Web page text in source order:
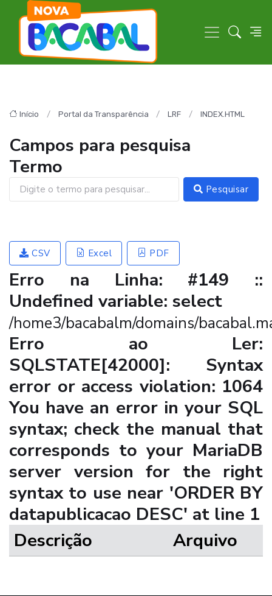
Início Portal da Transparência LRF INDEX.HTML
Campos para pesquisa
Termo
Pesquisar
CSV Excel PDF
Erro na Linha: #149 ::
Undefined variable: select
/home3/bacabalm/domains/
Erro ao Ler:
SQLSTATE[42000]: Syntax
error or access violation: 1064
You have an error in your SQL
syntax; check the manual that
corresponds to your MariaDB
server version for the right
syntax to use near 'ORDER BY
datapublicacao DESC' at line 1
Descrição
Arquivo